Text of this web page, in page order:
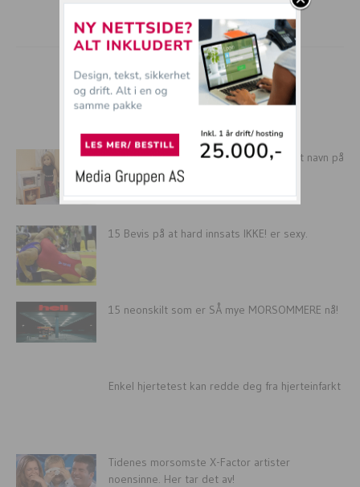
mer tullball
Her er alle “Alle barna”-vitsene – Er ditt navn på
lista?
15 Bevis på at hard innsats IKKE! er sexy.
15 neonskilt som er SÅ mye MORSOMMERE nå!
Enkel hjertetest kan redde deg fra hjerteinfarkt
Tidenes morsomste X-Factor artister
noensinne. Her tar det av!